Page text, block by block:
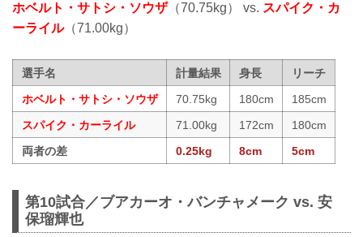
ホベルト・サトシ・ソウザ（70.75kg） vs. スパイク・カ
ーライル（71.00kg）
選手名 計量結果 身長
リーチ
ホベルト・サトシ・ソウザ
70.75kg 180cm
185cm
スパイク・カーライル
71.00kg 172cm
180cm
両者の差
0.25kg 8cm 5cm
第10試合／ブアカーオ・バンチャメーク vs. 安
保瑠輝也